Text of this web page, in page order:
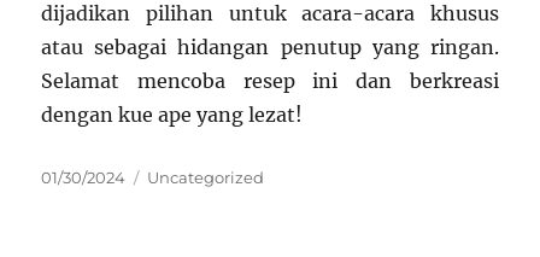
dijadikan pilihan untuk acara-acara khusus
atau sebagai hidangan penutup yang ringan.
Selamat mencoba resep ini dan berkreasi
dengan kue ape yang lezat!
Posted
01/30/2024 Categories
Uncategorized